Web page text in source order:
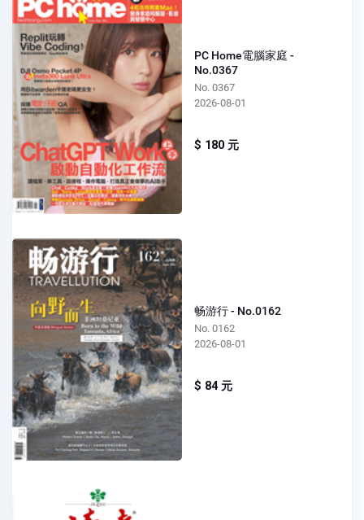
PC Home電腦家庭 -
No.0367
No. 0367
2026-08-01
$ 180 元
畅游行 - No.0162
No. 0162
2026-08-01
$ 84 元